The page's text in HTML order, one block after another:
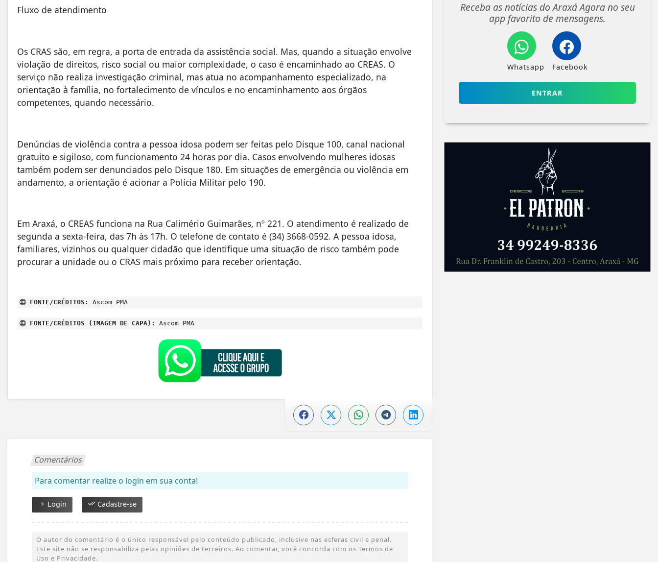
Fluxo de atendimento
Os CRAS são, em regra, a porta de entrada da assistência social. Mas, quando a situação envolve
violação de direitos, risco social ou maior complexidade, o caso é encaminhado ao CREAS. O
serviço não realiza investigação criminal, mas atua no acompanhamento especializado, na
orientação à família, no fortalecimento de vínculos e no encaminhamento aos órgãos
competentes, quando necessário.
Denúncias de violência contra a pessoa idosa podem ser feitas pelo Disque 100, canal nacional
gratuito e sigiloso, com funcionamento 24 horas por dia. Casos envolvendo mulheres idosas
também podem ser denunciados pelo Disque 180. Em situações de emergência ou violência em
andamento, a orientação é acionar a Polícia Militar pelo 190.
Em Araxá, o CREAS funciona na Rua Calimério Guimarães, nº 221. O atendimento é realizado de
segunda a sexta-feira, das 7h às 17h. O telefone de contato é (34) 3668-0592. A pessoa idosa,
familiares, vizinhos ou qualquer cidadão que identifique uma situação de risco também pode
procurar a unidade ou o CRAS mais próximo para receber orientação.
FONTE/CRÉDITOS: Ascom PMA
FONTE/CRÉDITOS (IMAGEM DE CAPA): Ascom PMA
Comentários
Para comentar realize o login em sua conta!
Login Cadastre-se
O autor do comentário é o único responsável pelo conteúdo publicado, inclusive nas esferas civil e penal.
Este site não se responsabiliza pelas opiniões de terceiros. Ao comentar, você concorda com os Termos de
Uso e Privacidade.
Receba as notícias do Araxá Agora no seu
app favorito de mensagens.
Whatsapp Facebook
ENTRAR